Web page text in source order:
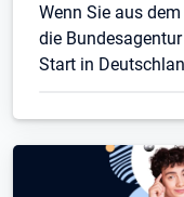
Wenn Sie aus
die
Start in